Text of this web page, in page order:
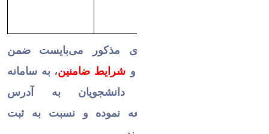
دانشجويان متقاضي وام‌های مذكور می‌بایست
ضمن
و شرايط ضامنين، به سامانه
یکپارچه‌ صندوق رفاه دانشجویان به آدرس
مراجعه نموده و نسبت به ثبت